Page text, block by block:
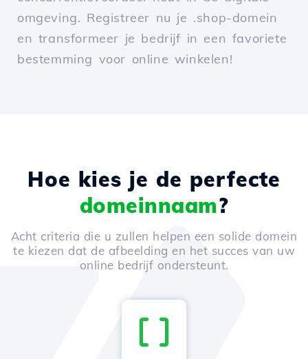
omgeving. Registreer nu je .shop-domein
en transformeer je bedrijf in een favoriete
bestemming voor online winkelen!
Hoe kies je de perfecte
domeinnaam?
Acht criteria die u zullen helpen een solide domein
te kiezen dat de afbeelding en het succes van uw
online bedrijf ondersteunt.